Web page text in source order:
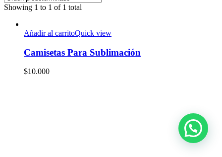
Showing 1 to 1 of 1 total
Añadir al carritoQuick view
Camisetas Para Sublimación
$10.000